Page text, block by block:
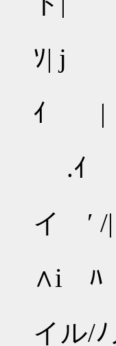
l
ｿ| j
ｲ |
.ｲ
イ ′
∧i
イル/